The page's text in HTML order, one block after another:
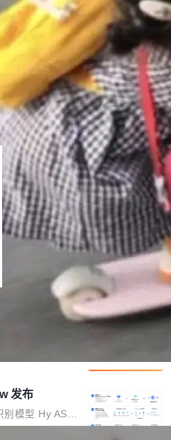
高性能通信组
中实现了一
擎（Engine），
过调用公有云模
效率。但随着 AI
团队级、组织
中，对安全性、
求。 首先是数据
通研发场景，公
率提升的需求。
据安全要求较...
展示人工智能在
座、行业赋能、
方向。深信服
入选！ 随着各行
力构成形态逐
生变化：不只是
合算力时代下，
利用，以及持
信服AI算力网关
治理和成本治
都看得清、管
！ 一、从现在开
时代的结
作者之一。
的作者之一。
科学家。 Jeff D
宣布离职。 他
Sanjay Ghema
Dean 二十多
Bigtable 的共同
核心成员，Se
以及 Oriol Vin
：界面
索增强
智能体，这一轮
三件事一次补
是杭州无
能体——一位全
需求、规划步
平台，curl 一行
GitCode · GitHu
macOS / Linu
# macOS / Linu
solon.noea
Coding
）
与价值 在软件工
资产的主要载
十万乃至数百万
可承载的上下
张与代码历史的
、接口契约、业
十乃至数百个文
联网络。传统的
录遍历）仅能
及代码的语义
代码智能体在
码仓理解"瓶
简称" CodeBas
（CodeA...
法工程
起案件：北京一
自己接的私活腾
部门的全部核心
某科技公司AI
公司内部架构
数据从A集群迁
。 他没有迁移
使用此前登录
条被程序员圈
理员权限、无
：KV ca
提升 4
型系列之一，但
存了。月之暗面
是长上下文、M
瘾，但 GPU 显
AI 团队
官方博客上发
发布
模型 Hy ASR
言模型 Hy3 的